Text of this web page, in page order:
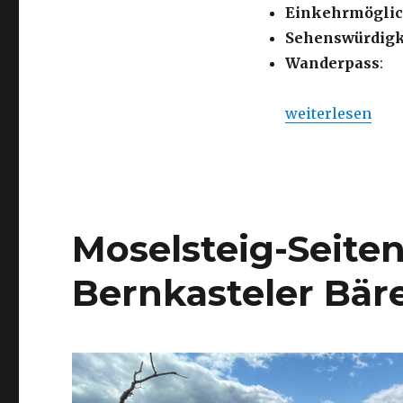
Wanderpass:
„Bernkastel-
weiterlesen
Moselsteig-
Bernkasteler